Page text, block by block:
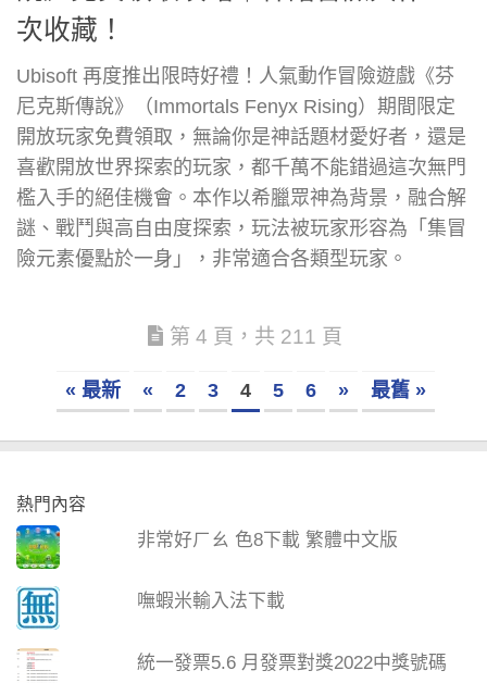
次收藏！
Ubisoft 再度推出限時好禮！人氣動作冒險遊戲《芬
尼克斯傳說》（Immortals Fenyx Rising）期間限定
開放玩家免費領取，無論你是神話題材愛好者，還是
喜歡開放世界探索的玩家，都千萬不能錯過這次無門
檻入手的絕佳機會。本作以希臘眾神為背景，融合解
謎、戰鬥與高自由度探索，玩法被玩家形容為「集冒
險元素優點於一身」，非常適合各類型玩家。
第 4 頁，共 211 頁
« 最新 « 2 3 4 5 6 » 最舊 »
熱門內容
非常好ㄏㄠ 色8下載 繁體中文版
嘸蝦米輸入法下載
統一發票5.6 月發票對獎2022中獎號碼